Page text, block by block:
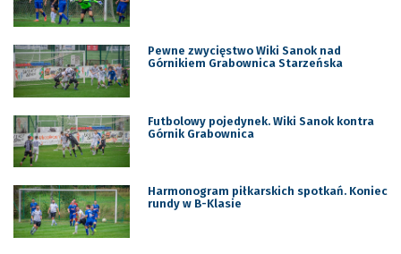
Pewne zwycięstwo Wiki Sanok nad
Górnikiem Grabownica Starzeńska
Futbolowy pojedynek. Wiki Sanok kontra
Górnik Grabownica
Harmonogram piłkarskich spotkań. Koniec
rundy w B-Klasie